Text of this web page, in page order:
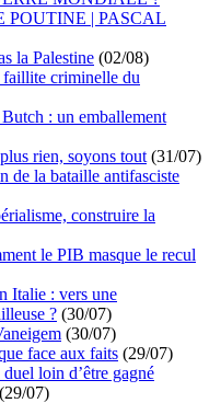
POUTINE | PASCAL
la Palestine (02/08)
faillite criminelle du
: un emballement
rien, soyons tout (31/07)
de la bataille antifasciste
construire la
le PIB masque le recul
Italie : vers une
? (30/07)
(30/07)
face aux faits (29/07)
loin d’être gagné
(29/07)